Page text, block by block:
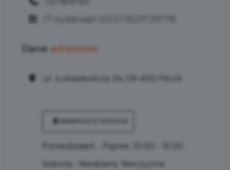
/Trzydaniapl-120273529739778
Dane adresowe
ul. Łukasiewicza 34, 09-400 Płock
Poniedziałek - Piątek: 10:00 - 15:00
Sobota - Niedziela: Nieczynne